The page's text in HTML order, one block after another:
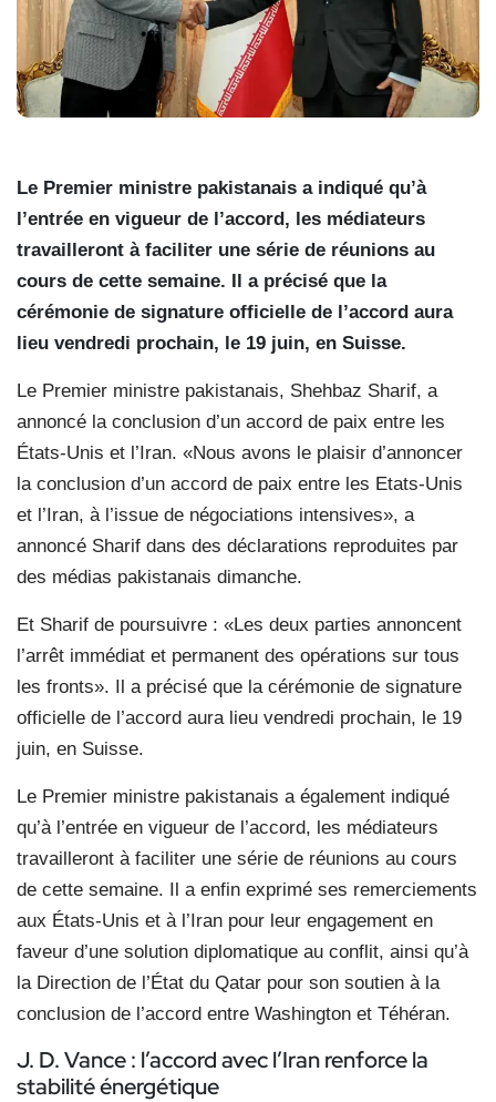
Le Premier ministre pakistanais a indiqué qu’à
l’entrée en vigueur de l’accord, les médiateurs
travailleront à faciliter une série de réunions au
cours de cette semaine. Il a précisé que la
cérémonie de signature officielle de l’accord aura
lieu vendredi prochain, le 19 juin, en Suisse.
Le Premier ministre pakistanais, Shehbaz Sharif, a
annoncé la conclusion d’un accord de paix entre les
États-Unis et l’Iran. «Nous avons le plaisir d’annoncer
la conclusion d’un accord de paix entre les Etats-Unis
et l’Iran, à l’issue de négociations intensives», a
annoncé Sharif dans des déclarations reproduites par
des médias pakistanais dimanche.
Et Sharif de poursuivre : «Les deux parties annoncent
l’arrêt immédiat et permanent des opérations sur tous
les fronts». Il a précisé que la cérémonie de signature
officielle de l’accord aura lieu vendredi prochain, le 19
juin, en Suisse.
Le Premier ministre pakistanais a également indiqué
qu’à l’entrée en vigueur de l’accord, les médiateurs
travailleront à faciliter une série de réunions au cours
de cette semaine. Il a enfin exprimé ses remerciements
aux États-Unis et à l’Iran pour leur engagement en
faveur d’une solution diplomatique au conflit, ainsi qu’à
la Direction de l’État du Qatar pour son soutien à la
conclusion de l’accord entre Washington et Téhéran.
J. D. Vance : l’accord avec l’Iran renforce la
stabilité énergétique